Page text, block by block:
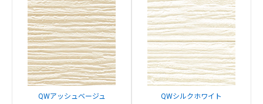
QWアッシュベージュ QWシルクホワイト